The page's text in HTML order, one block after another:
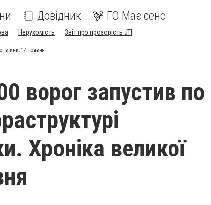
Довідник ГО Має сенс
Нерухомість Звіт про прозорість JTI
війни:17 травня
ворог запустив по
Хроніка великої